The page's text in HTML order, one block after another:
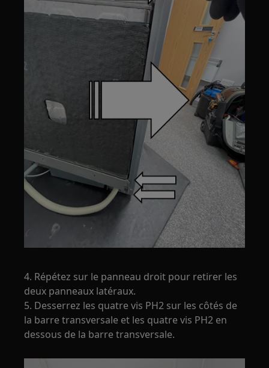
4. Répétez sur le panneau droit pour retirer les
deux panneaux latéraux.
5. Desserrez les quatre vis PH2 sur les côtés de
la barre transversale et les quatre vis PH2 en
dessous de la barre transversale.